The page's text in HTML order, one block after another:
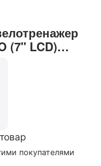
(7" LCD)
покупателями